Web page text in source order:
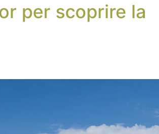
per scoprire la